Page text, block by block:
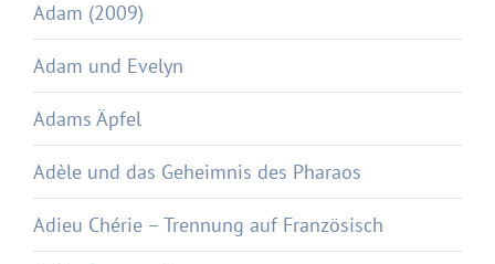
Adam (2009)
Adam und Evelyn
Adams Äpfel
Adèle und das Geheimnis des Pharaos
Adieu Chérie – Trennung auf Französisch